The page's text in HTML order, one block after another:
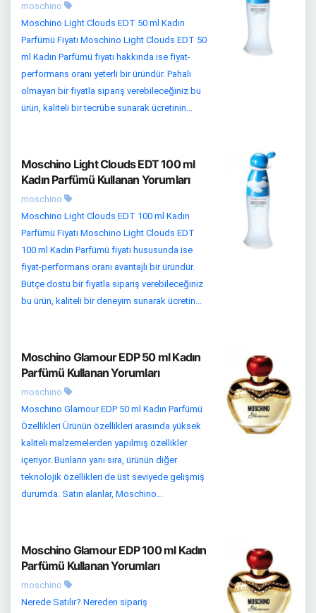
moschino
Moschino Light Clouds EDT 50 ml Kadın
Parfümü Fiyatı Moschino Light Clouds EDT 50
ml Kadın Parfümü fiyatı hakkında ise fiyat-
performans oranı yeterli bir üründür. Pahalı
olmayan bir fiyatla sipariş verebileceğiniz bu
ürün, kaliteli bir tecrübe sunarak ücretinin...
Moschino Light Clouds EDT 100 ml
Kadın Parfümü Kullanan Yorumları
moschino
Moschino Light Clouds EDT 100 ml Kadın
Parfümü Fiyatı Moschino Light Clouds EDT
100 ml Kadın Parfümü fiyatı hususunda ise
fiyat-performans oranı avantajlı bir üründür.
Bütçe dostu bir fiyatla sipariş verebileceğiniz
bu ürün, kaliteli bir deneyim sunarak ücretin...
Moschino Glamour EDP 50 ml Kadın
Parfümü Kullanan Yorumları
moschino
Moschino Glamour EDP 50 ml Kadın Parfümü
Özellikleri Ürünün özellikleri arasında yüksek
kaliteli malzemelerden yapılmış özellikler
içeriyor. Bunların yanı sıra, ürünün diğer
teknolojik özellikleri de üst seviyede gelişmiş
durumda. Satın alanlar, Moschino...
Moschino Glamour EDP 100 ml Kadın
Parfümü Kullanan Yorumları
moschino
Nerede Satılır? Nereden sipariş